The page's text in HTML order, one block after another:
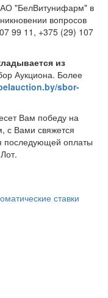
"БелВитунифарм" в
вопросов
99 11, +375 (29) 107
из
Аукциона. Более
sbor-
Вам победу на
с Вами свяжется
последующей оплаты
ставки